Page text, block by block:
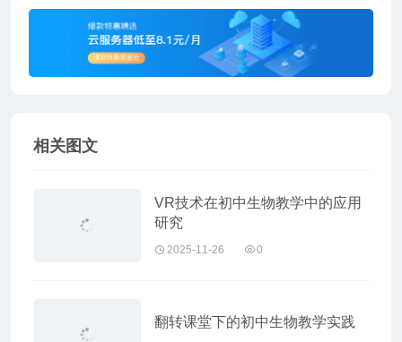
相关图文
VR技术在初中生物教学中的应用
研究
2025-11-26 0
翻转课堂下的初中生物教学实践